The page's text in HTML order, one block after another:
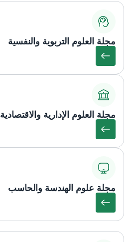
مجلة العلوم التربوية والنفسية
مجلة العلوم الإدارية والاقتصادية
مجلة علوم الهندسة والحاسب